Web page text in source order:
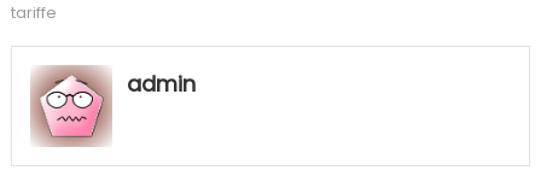
tariffe
admin